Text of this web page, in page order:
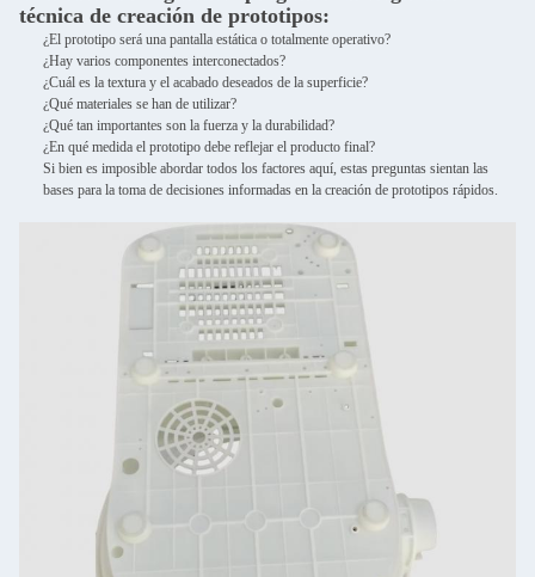
técnica de creación de prototipos:
¿El prototipo será una pantalla estática o totalmente operativo?
¿Hay varios componentes interconectados?
¿Cuál es la textura y el acabado deseados de la superficie?
¿Qué materiales se han de utilizar?
¿Qué tan importantes son la fuerza y la durabilidad?
¿En qué medida el prototipo debe reflejar el producto final?
Si bien es imposible abordar todos los factores aquí, estas preguntas sientan las
bases para la toma de decisiones informadas en la creación de prototipos rápidos.